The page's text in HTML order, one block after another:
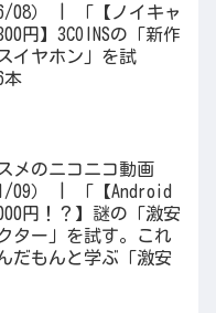
08） | 「【ノイキャ
円】3COINSの「新作
イヤホン」を試
本
メのニコニコ動画
09） | 「【Android
円！？】謎の「激安
ター」を試す。これ
だもんと学ぶ「激安